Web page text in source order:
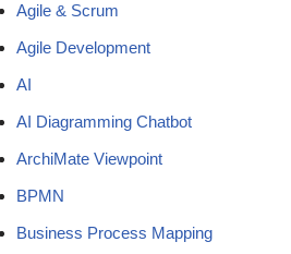
Agile & Scrum
Agile Development
AI
AI Diagramming Chatbot
ArchiMate Viewpoint
BPMN
Business Process Mapping